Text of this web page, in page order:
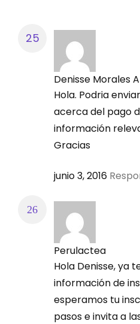
Denisse Morales
Hola. Podria
acerca del pago
información
Gracias
junio 3, 2016
Perulactea
Hola Denisse, ya
información de
esperamos tu
pasos e invita a